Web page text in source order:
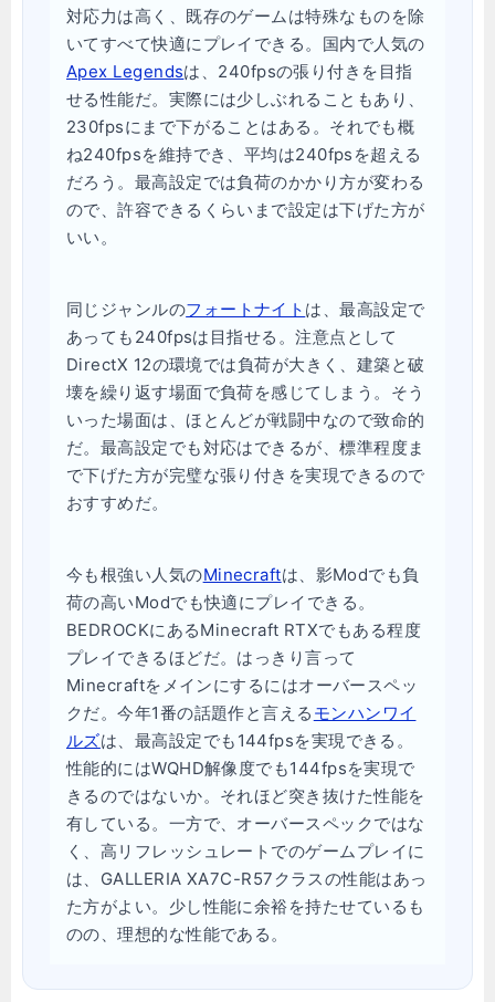
対応力は高く、既存のゲームは特殊なものを除
いてすべて快適にプレイできる。国内で人気の
Apex Legendsは、240fpsの張り付きを目指
せる性能だ。実際には少しぶれることもあり、
230fpsにまで下がることはある。それでも概
ね240fpsを維持でき、平均は240fpsを超える
だろう。最高設定では負荷のかかり方が変わる
ので、許容できるくらいまで設定は下げた方が
いい。
同じジャンルのフォートナイト は、最高設定で
あっても240fpsは目指せる。注意点として
DirectX 12の環境では負荷が大きく、建築と破
壊を繰り返す場面で負荷を感じてしまう。そう
いった場面は、ほとんどが戦闘中なので致命的
だ。最高設定でも対応はできるが、標準程度ま
で下げた方が完璧な張り付きを実現できるので
おすすめだ。
今も根強い人気のMinecraftは、影Modでも負
荷の高いModでも快適にプレイできる。
BEDROCKにあるMinecraft RTXでもある程度
プレイできるほどだ。はっきり言って
Minecraftをメインにするにはオーバースペッ
クだ。今年1番の話題作と言える モンハンワイ
ルズは、最高設定でも144fpsを実現できる。
性能的にはWQHD解像度でも144fpsを実現で
きるのではないか。それほど突き抜けた性能を
有している。一方で、オーバースペックではな
く、高リフレッシュレートでのゲームプレイに
は、GALLERIA XA7C-R57クラスの性能はあっ
た方がよい。少し性能に余裕を持たせているも
のの、理想的な性能である。